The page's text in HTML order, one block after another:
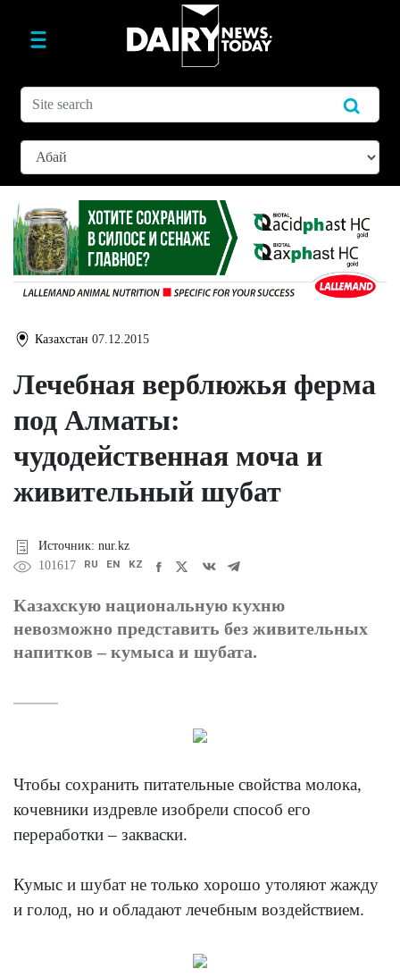
Казахстан 07.12.2015
Лечебная верблюжья ферма
под Алматы:
чудодейственная моча и
живительный шубат
Источник: nur.kz
101617
RU EN KZ
Казахскую национальную кухню
невозможно представить без живительных
напитков – кумыса и шубата.
Чтобы сохранить питательные свойства молока,
кочевники издревле изобрели способ его
переработки – закваски.
Кумыс и шубат не только хорошо утоляют жажду
и голод, но и обладают лечебным воздействием.